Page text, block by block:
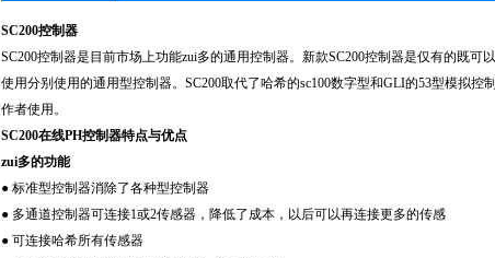
SC200控制器
SC200控制器是目前市场上功能zui多的通用控制器。新款SC200控制器是仅有的既可
使用分别使用的通用型控制器。SC200取代了哈希的sc100数字型和GLI的53型模拟控
作者使用。
SC200在线PH控制器特点与优点
zui多的功能
● 标准型控制器消除了各种型控制器
● 多通道控制器可连接1或2传感器，降低了成本，以后可以再连接更多的传感
● 可连接哈希所有传感器